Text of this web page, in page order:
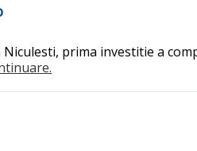
prima investitie a